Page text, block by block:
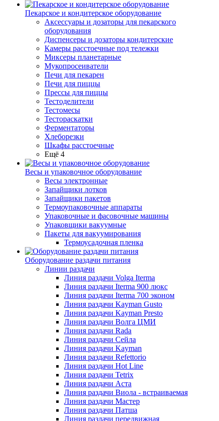
Пекарское и кондитерское оборудование
Аксессуары и дозаторы для пекарского
оборудования
Диспенсеры и дозаторы кондитерские
Камеры расстоечные под тележки
Миксеры планетарные
Мукопросеиватели
Печи для пекарен
Печи для пиццы
Прессы для пиццы
Тестоделители
Тестомесы
Тестораскатки
Ферментаторы
Хлеборезки
Шкафы расстоечные
Ещё 4
Весы и упаковочное оборудование
Весы электронные
Запайщики лотков
Запайщики пакетов
Термоупаковочные аппараты
Упаковочные и фасовочные машины
Упаковщики вакуумные
Пакеты для вакуумирования
Термоусадочная пленка
Оборудование раздачи питания
Линии раздачи
Линия раздачи Volga Iterma
Линия раздачи Iterma 900 люкс
Линия раздачи Iterma 700 эконом
Линия раздачи Kayman Gusto
Линия раздачи Kayman Presto
Линия раздачи Волга ЦМИ
Линия раздачи Rada
Линия раздачи Сейла
Линия раздачи Kayman
Линия раздачи Refettorio
Линия раздачи Hot Line
Линия раздачи Tetrix
Линия раздачи Аста
Линия раздачи Виола - встраиваемая
Линия раздачи Мастер
Линия раздачи Патша
Линия раздачи передвижная